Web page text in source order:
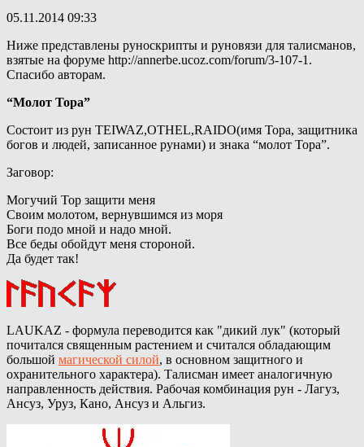
05.11.2014 09:33
Ниже представлены руноскрипты и руновязи для талисманов,
взятые на форуме http://annerbe.ucoz.com/forum/3-107-1.
Спасибо авторам.
“Молот Тора”
Состоит из рун TEIWAZ,OTHEL,RAIDO(имя Тора, защитника
богов и людей, записанное рунами) и знака “молот Тора”.
Заговор:
Могучий Тор защити меня
Своим молотом, вернувшимся из моря
Боги подо мной и надо мной.
Все беды обойдут меня стороной.
Да будет так!
LAUKAZ - формула переводится как "дикий лук" (который
почитался священным растением и считался обладающим
большой магической силой, в основном защитного и
охранительного характера). Талисман имеет аналогичную
направленность действия. Рабочая комбинация рун - Лагуз,
Ансуз, Уруз, Кано, Ансуз и Альгиз.